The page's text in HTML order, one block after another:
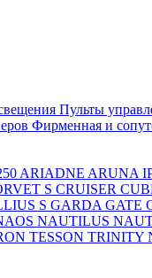
Пульты
Фирменная и
ARIADNE ARUNA
S CRUISER
S GARDA GATE
NAUTILUS
TESSON TRINITY